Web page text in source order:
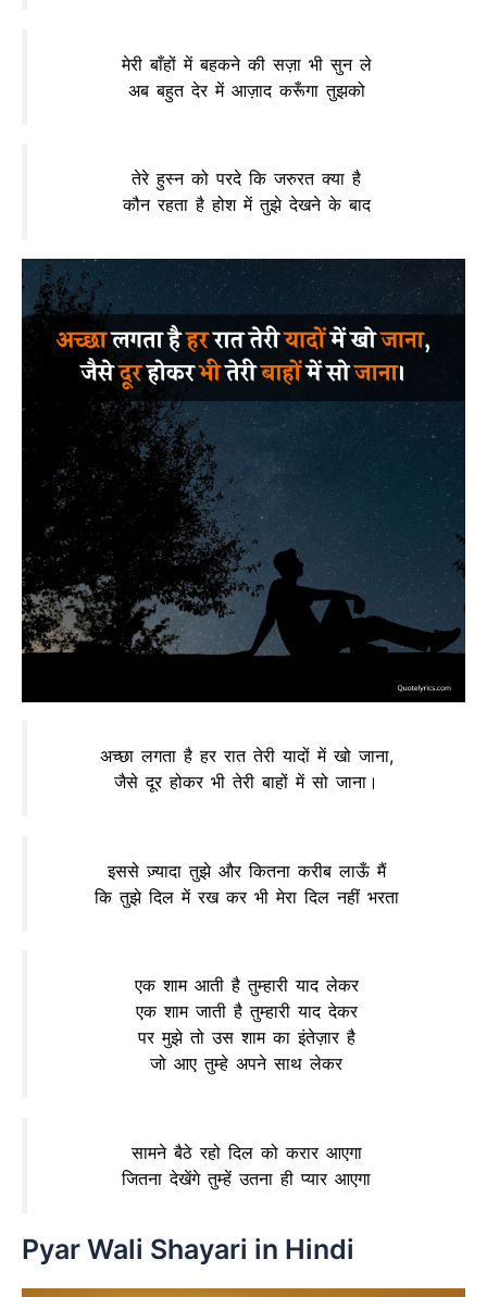
मेरी बाँहों में बहकने की सज़ा भी सुन ले
अब बहुत देर में आज़ाद करूँगा तुझको
तेरे हुस्न को परदे कि जरुरत क्या है
कौन रहता है होश में तुझे देखने के बाद
अच्छा लगता है हर रात तेरी यादों में खो जाना,
जैसे दूर होकर भी तेरी बाहों में सो जाना।
इससे ज़्यादा तुझे और कितना करीब लाऊँ मैं
कि तुझे दिल में रख कर भी मेरा दिल नहीं भरता
एक शाम आती है तुम्हारी याद लेकर
एक शाम जाती है तुम्हारी याद देकर
पर मुझे तो उस शाम का इंतेज़ार है
जो आए तुम्हे अपने साथ लेकर
सामने बैठे रहो दिल को करार आएगा
जितना देखेंगे तुम्हें उतना ही प्यार आएगा
Pyar Wali Shayari in Hindi